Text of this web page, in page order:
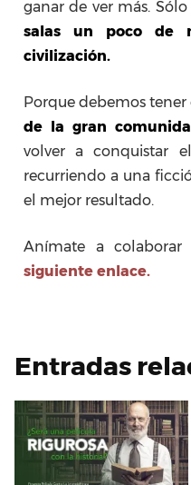
ganar de ver más.
salas un poco de
civilización.
Porque debemos tener
de la gran
volver a conquistar
recurriendo a una
el mejor resultado.
Anímate a
siguiente enlace.
Entradas